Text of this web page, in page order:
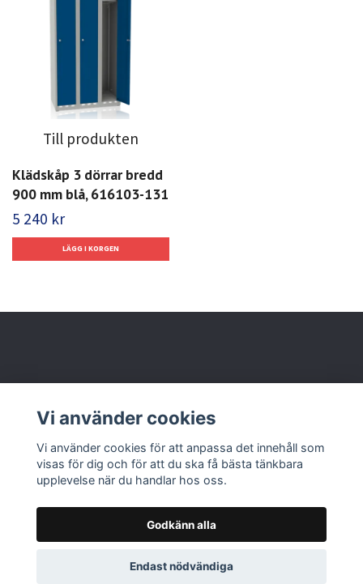
Till produkten
Klädskåp 3 dörrar bredd
900 mm blå, 616103-131
5 240 kr
Läs mer
© 2026 Nolbox AB
Vi använder cookies
Vi använder cookies för att anpassa det innehåll som
visas för dig och för att du ska få bästa tänkbara
upplevelse när du handlar hos oss.
Godkänn alla
Endast nödvändiga